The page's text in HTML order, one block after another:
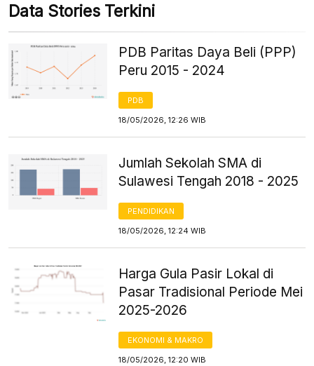
Data Stories Terkini
PDB Paritas Daya Beli (PPP)
Peru 2015 - 2024
PDB
18/05/2026, 12:26 WIB
Jumlah Sekolah SMA di
Sulawesi Tengah 2018 - 2025
PENDIDIKAN
18/05/2026, 12:24 WIB
Harga Gula Pasir Lokal di
Pasar Tradisional Periode Mei
2025-2026
EKONOMI & MAKRO
18/05/2026, 12:20 WIB